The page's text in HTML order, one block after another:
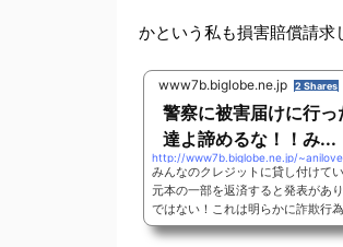
かという私も損害賠償請求
www7b.biglobe.ne.jp 2 Shares
警察に被害届けに行
達よ諦めるな！！み...
http://www7b.biglobe.ne.jp/
みんなのクレジットに貸し付けて
元本の一部を返済すると発表があ
ではない！これは明らかに詐欺行
的行為の疑惑を行ったみんなのク